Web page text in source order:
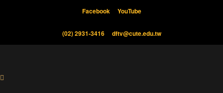
Facebook YouTube
(02) 2931-3416 dftv@cute.edu.tw